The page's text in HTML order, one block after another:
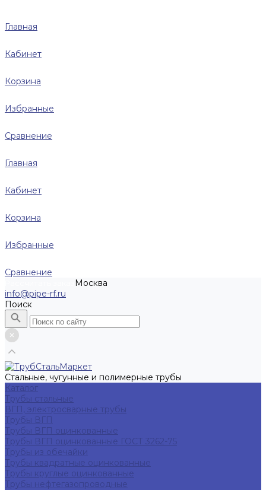
Главная
Кабинет
Корзина
Избранные
Сравнение
Главная
Кабинет
Корзина
Избранные
Сравнение
Москва
info@pipe-rf.ru
Поиск
Стальные, чугунные и полимерные трубы
Каталог
Трубы стальные
ВГП, электросварные трубы
Трубы ВГП
Трубы ВГП оцинкованные
Трубы ВГП оцинкованные ГОСТ 3262-75
Трубы из обечайки
Трубы квадратные оцинкованные
Трубы круглые оцинкованные
Трубы нефтегазопроводные